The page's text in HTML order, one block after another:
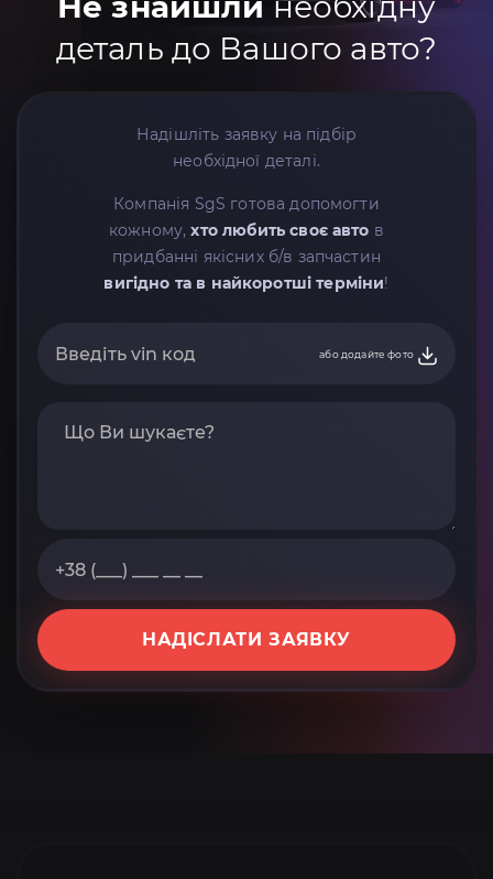
деталь до Вашого авто?
Надішліть заявку на підбір
необхідної деталі.
Компанія SgS готова допомогти
кожному,хто любить своє авто в
придбанні якісних б/в запчастин
вигідно та в найкоротші терміни!
або додайте фото
НАДІСЛАТИ ЗАЯВКУ